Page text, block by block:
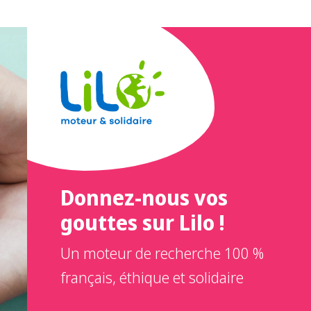
Donnez-nous vos
gouttes sur Lilo !
Un moteur de recherche 100 %
français, éthique et solidaire